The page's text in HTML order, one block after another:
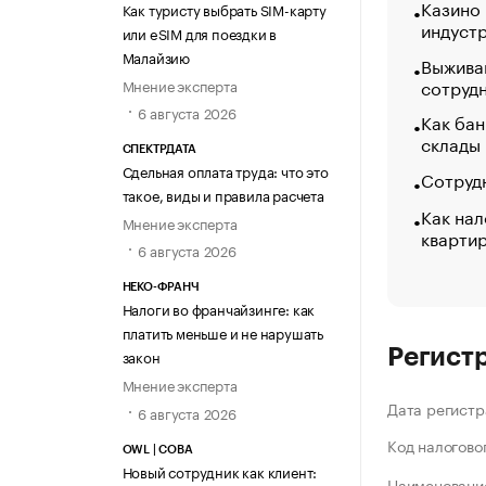
Как туристу выбрать SIM-карту
или eSIM для поездки в
Малайзию
Мнение эксперта
6 августа 2026
СПЕКТРДАТА
Сдельная оплата труда: что это
такое, виды и правила расчета
Мнение эксперта
6 августа 2026
НЕКО-ФРАНЧ
Налоги во франчайзинге: как
платить меньше и не нарушать
закон
Мнение эксперта
6 августа 2026
OWL | СОВА
Новый сотрудник как клиент:
Как
склады
Как
Дата
Код